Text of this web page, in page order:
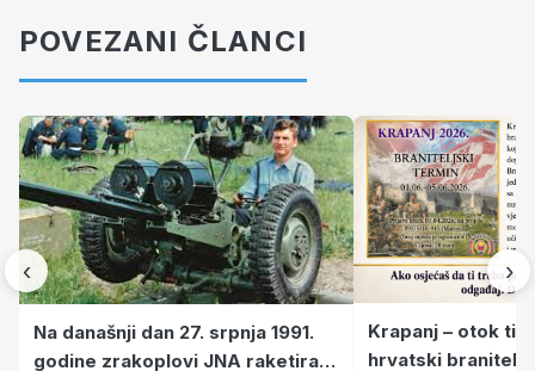
POVEZANI ČLANCI
‹
Na današnji dan 27. srpnja 1991.
godine zrakoplovi JNA raketirali
Krapanj – otok
hrvatski branitelji
›